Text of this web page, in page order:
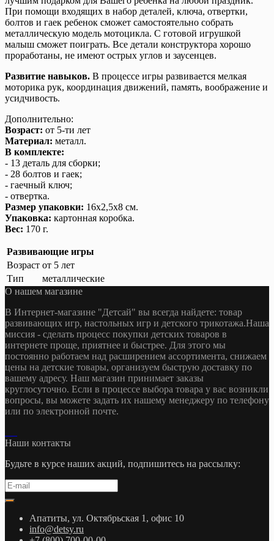
При помощи входящих в набор деталей, ключа, отвертки,
болтов и гаек ребенок сможет самостоятельно собрать
металлическую модель мотоцикла. С готовой игрушкой
малыш сможет поиграть. Все детали конструктора хорошо
проработаны, не имеют острых углов и заусенцев.
Развитие навыков. В процессе игры развивается мелкая
моторика рук, координация движений, память, воображение и
усидчивость.
Дополнительно:
Возраст: от 5-ти лет
Материал: металл.
В комплекте:
- 13 деталь для сборки;
- 28 болтов и гаек;
- гаечный ключ;
- отвертка.
Размер упаковки: 16х2,5х8 см.
Упаковка: картонная коробка.
Вес: 170 г.
Развивающие игры
Возраст от 5 лет
Тип
металлические
О нашем магазине
В Интернет-магазине "Детсай" вы всегда найдете: товар
развивающих игр, настольных игр и детского трикотажа.Наша
миссия - сделать процесс покупки детских товаров в
интернете проще, приятнее и быстрее. Для этого мы
постоянно работаем над расширением ассортимента, снижаем
цены на детские товары, организуем быструю доставку по
вашему адресу. Наш магазин принимает заказы
круглосуточно. Если в процессе выбора товара у вас возникли
вопросы, вы можете задать их нашему менеджеру по телефону
или по электронной почте.
Наши контакты
Будьте в курсе наших акций, подпишитесь на рассылку:
Апатиты, ул. Октябрьская 1, офис 10
info@detsy.ru